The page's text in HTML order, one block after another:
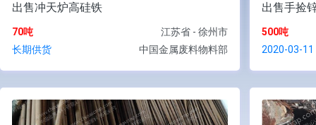
出售冲天炉高硅铁
70吨
江苏省 - 徐州市
长期供货
中国金属废料物料部
出售手捡
500吨
2020-03-11